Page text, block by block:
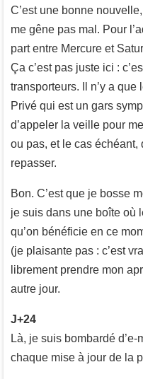
C’est une bonne
me gêne pas mal. Pour
part entre Mercure et
Ça c’est pas juste ici :
transporteurs. Il n’y a
Privé qui est un gars
d’appeler la veille pour
ou pas, et le cas
repasser.
Bon. C’est que je bosse
je suis dans une boîte où
qu’on bénéficie en ce
(je plaisante pas : c’est
librement prendre mon
autre jour.
J+24
Là, je suis bombardé
chaque mise à jour de la